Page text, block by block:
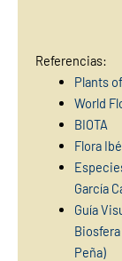
Referencias:
Plants
World
BIOTA
Flora
García
Guía
Peña)